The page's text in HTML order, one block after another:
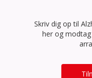
Skriv dig op til
her og